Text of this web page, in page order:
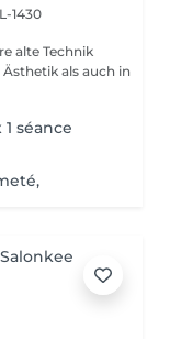
1430
als auch in
séance